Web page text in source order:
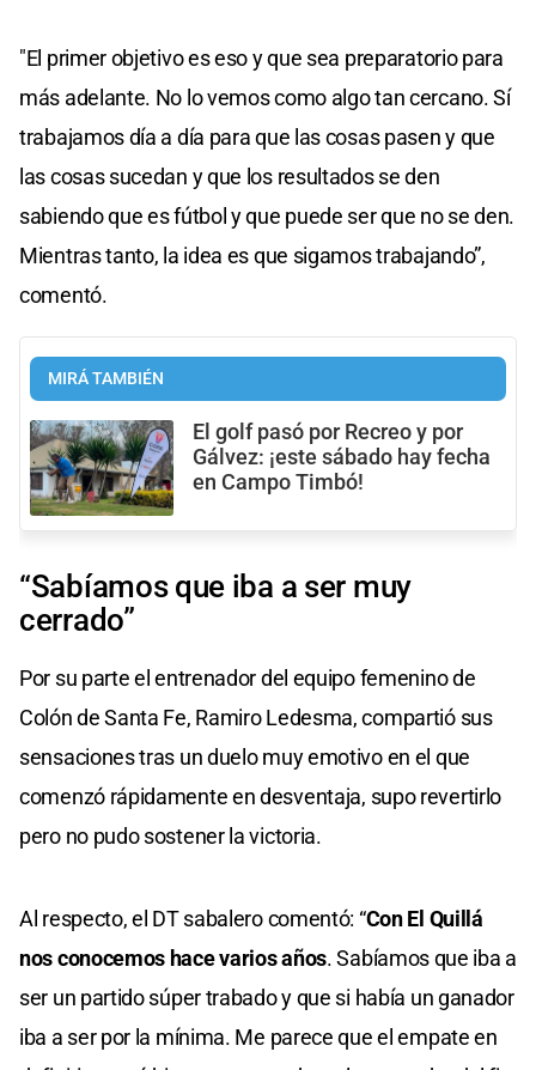
"El primer objetivo es eso y que sea preparatorio para
más adelante. No lo vemos como algo tan cercano. Sí
trabajamos día a día para que las cosas pasen y que
las cosas sucedan y que los resultados se den
sabiendo que es fútbol y que puede ser que no se den.
Mientras tanto, la idea es que sigamos trabajando”,
comentó.
MIRÁ TAMBIÉN
El golf pasó por Recreo y por
Gálvez: ¡este sábado hay fecha
en Campo Timbó!
“Sabíamos que iba a ser muy
cerrado”
Por su parte el entrenador del equipo femenino de
Colón de Santa Fe, Ramiro Ledesma, compartió sus
sensaciones tras un duelo muy emotivo en el que
comenzó rápidamente en desventaja, supo revertirlo
pero no pudo sostener la victoria.
Al respecto, el DT sabalero comentó: “Con El Quillá
nos conocemos hace varios años. Sabíamos que iba a
ser un partido súper trabado y que si había un ganador
iba a ser por la mínima. Me parece que el empate en